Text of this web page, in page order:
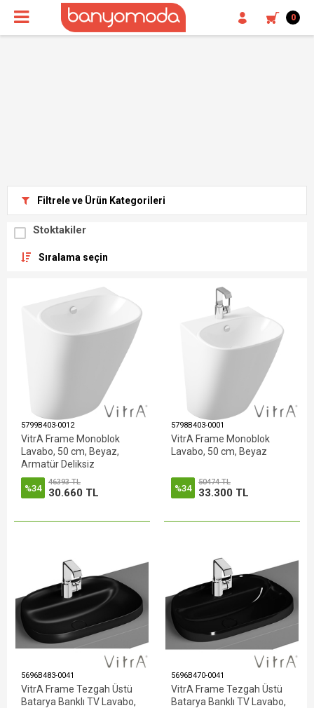
0
Filtrele ve Ürün Kategorileri
Stoktakiler
Sıralama seçin
5799B403-0012
VitrA Frame Monoblok
Lavabo, 50 cm, Beyaz,
Armatür Deliksiz
%34
46393 TL
30.660 TL
5798B403-0001
VitrA Frame Monoblok
Lavabo, 50 cm, Beyaz
%34
50474 TL
33.300 TL
5696B483-0041
VitrA Frame Tezgah Üstü
Batarya Banklı TV Lavabo,
5696B470-0041
VitrA Frame Tezgah Üstü
Batarya Banklı TV Lavabo,